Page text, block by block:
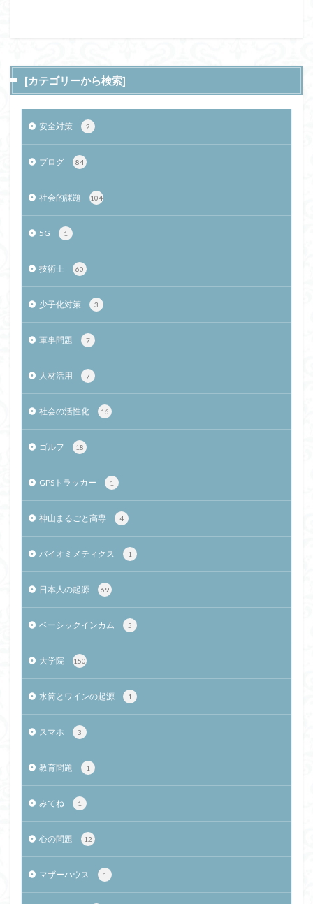
[カテゴリーから検索]
安全対策 2
ブログ 84
社会的課題 104
5G 1
技術士 60
少子化対策 3
軍事問題 7
人材活用 7
社会の活性化 16
ゴルフ 18
GPSトラッカー 1
神山まるごと高専 4
バイオミメティクス 1
日本人の起源 69
ベーシックインカム 5
大学院 150
水筒とワインの起源 1
スマホ 3
教育問題 1
みてね 1
心の問題 12
マザーハウス 1